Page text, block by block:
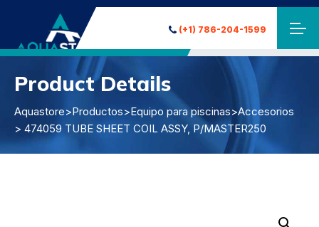
(+1) 786-204-1599
Product Details
Aquastore>Productos>Equipo para piscinas>Accesorios
> 474059 TUBE SHEET COIL ASSY, P/MASTER250